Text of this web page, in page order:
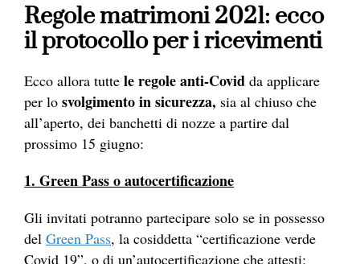
Regole matrimoni 2021: ecco
il protocollo per i ricevimenti
Ecco allora tutte le regole anti-Covid da applicare
per lo svolgimento in sicurezza, sia al chiuso che
all’aperto, dei banchetti di nozze a partire dal
prossimo 15 giugno:
1. Green Pass o autocertificazione
Gli invitati potranno partecipare solo se in possesso
del Green Pass, la cosiddetta “certificazione verde
Covid 19”, o di un’autocertificazione che attesti: